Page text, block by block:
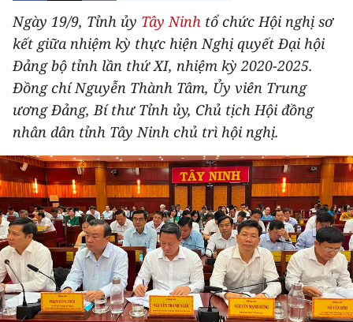
XÃ HỘI
PHÁP LUẬT
DU LỊCH
THẾ GIỚI
THỂ THAO
GIÁO DỤC
Y TẾ
KHOA HỌC - CÔNG NGHỆ
Ngày 19/9, Tỉnh ủy Tây Ninh tổ chức Hội nghị sơ
kết giữa nhiệm kỳ thực hiện Nghị quyết Đại hội
Đảng bộ tỉnh lần thứ XI, nhiệm kỳ 2020-2025.
Đồng chí Nguyễn Thành Tâm, Ủy viên Trung
ương Đảng, Bí thư Tỉnh ủy, Chủ tịch Hội đồng
nhân dân tỉnh Tây Ninh chủ trì hội nghị.